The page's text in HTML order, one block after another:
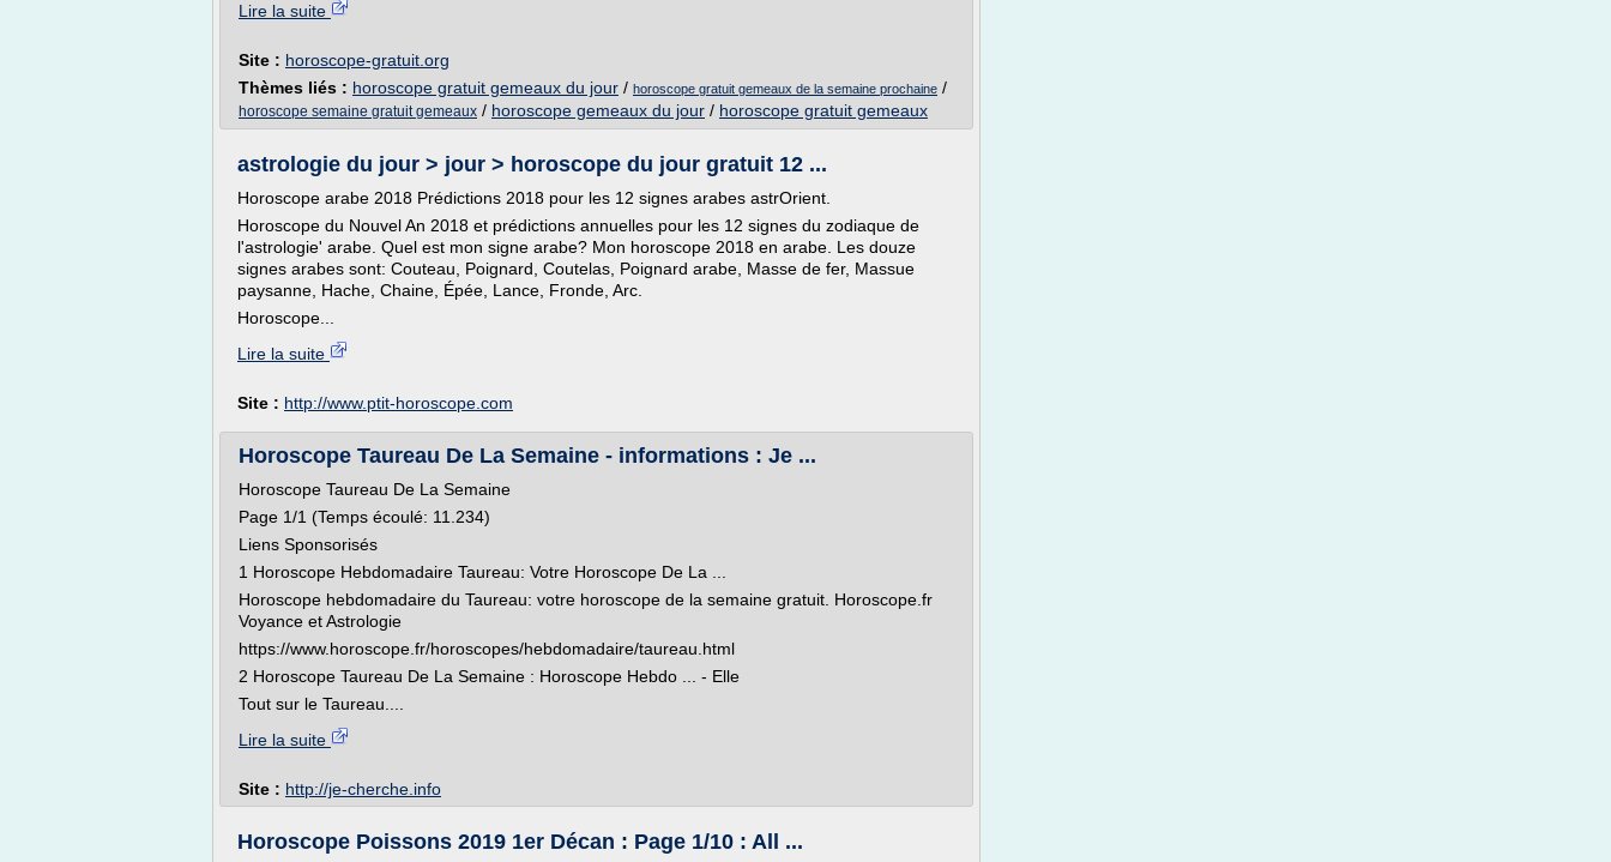
Lire la suite
Site : horoscope-gratuit.org
Thèmes liés : horoscope gratuit gemeaux du jour / horoscope gratuit gemeaux de la semaine prochaine /
horoscope semaine gratuit gemeaux / horoscope gemeaux du jour / horoscope gratuit gemeaux
astrologie du jour > jour > horoscope du jour gratuit 12 ...
Horoscope arabe 2018 Prédictions 2018 pour les 12 signes arabes astrOrient.
Horoscope du Nouvel An 2018 et prédictions annuelles pour les 12 signes du zodiaque de
l'astrologie' arabe. Quel est mon signe arabe? Mon horoscope 2018 en arabe. Les douze
signes arabes sont: Couteau, Poignard, Coutelas, Poignard arabe, Masse de fer, Massue
paysanne, Hache, Chaine, Épée, Lance, Fronde, Arc.
Horoscope...
Lire la suite
Site : http://www.ptit-horoscope.com
Horoscope Taureau De La Semaine - informations : Je ...
Horoscope Taureau De La Semaine
Page 1/1 (Temps écoulé: 11.234)
Liens Sponsorisés
1 Horoscope Hebdomadaire Taureau: Votre Horoscope De La ...
Horoscope hebdomadaire du Taureau: votre horoscope de la semaine gratuit. Horoscope.fr
Voyance et Astrologie
https://www.horoscope.fr/horoscopes/hebdomadaire/taureau.html
2 Horoscope Taureau De La Semaine : Horoscope Hebdo ... - Elle
Tout sur le Taureau....
Lire la suite
Site : http://je-cherche.info
Horoscope Poissons 2019 1er Décan : Page 1/10 : All ...